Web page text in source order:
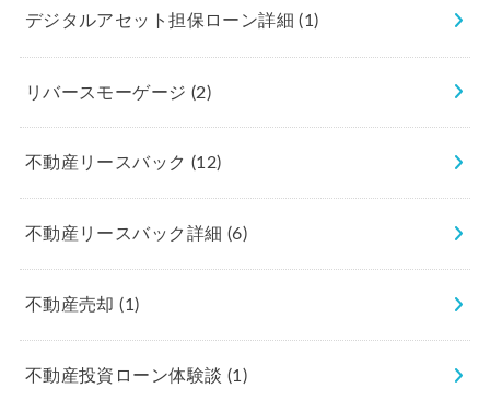
デジタルアセット担保ローン詳細(1)
リバースモーゲージ (2)
不動産リースバック (12)
不動産リースバック詳細 (6)
不動産売却(1)
不動産投資ローン体験談 (1)